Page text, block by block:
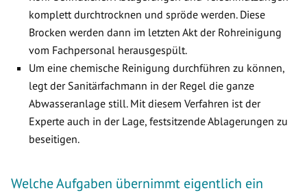
komplett durchtrocknen und spröde werden. Diese
Brocken werden dann im letzten Akt der Rohreinigung
vom Fachpersonal herausgespült.
Um eine chemische Reinigung durchführen zu können,
legt der Sanitärfachmann in der Regel die ganze
Abwasseranlage still. Mit diesem Verfahren ist der
Experte auch in der Lage, festsitzende Ablagerungen zu
beseitigen.
Welche Aufgaben übernimmt eigentlich ein